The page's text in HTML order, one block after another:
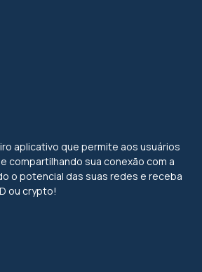
aplicativo que permite aos usuários
compartilhando sua conexão com a
o potencial das suas redes e receba
ou crypto!